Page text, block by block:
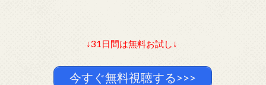
↓31日間は無料お試し↓
今すぐ無料視聴する>>>